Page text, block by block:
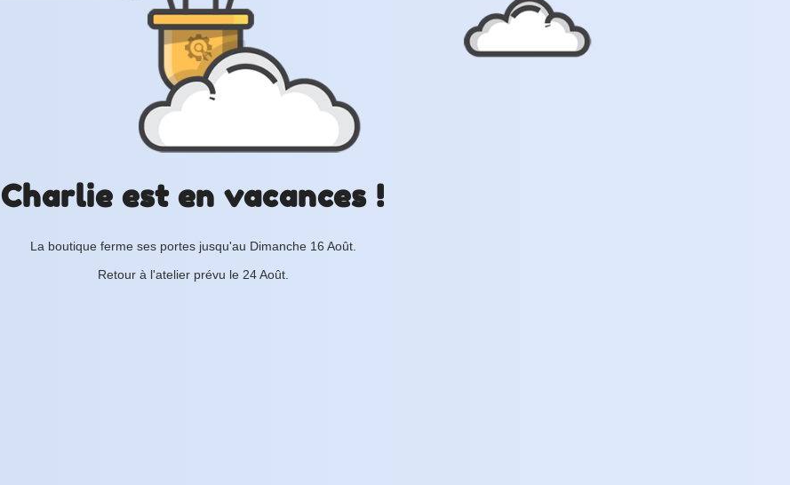
Charlie est en vacances !
La boutique ferme ses portes jusqu'au Dimanche 16 Août.
Retour à l'atelier prévu le 24 Août.